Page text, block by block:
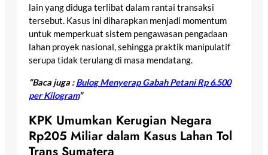
lain yang diduga terlibat dalam rantai transaksi
tersebut. Kasus ini diharapkan menjadi momentum
untuk memperkuat sistem pengawasan pengadaan
lahan proyek nasional, sehingga praktik manipulatif
serupa tidak terulang di masa mendatang.
“Baca juga :Bulog Menyerap Gabah Petani Rp 6.500
per Kilogram”
KPK Umumkan Kerugian Negara
Rp205 Miliar dalam Kasus Lahan Tol
Trans Sumatera